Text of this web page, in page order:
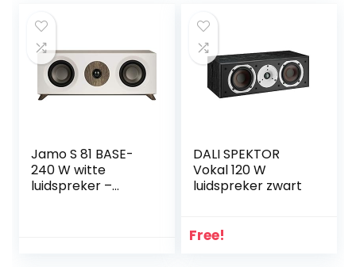
Jamo S 81 BASE-
240 W witte
luidspreker –
DALI SPEKTOR
Vokal 120 W
luidspreker zwart
Free!